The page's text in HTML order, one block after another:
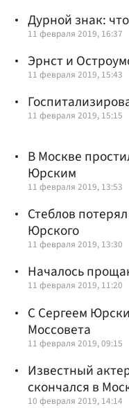
Дурной знак:
11 февраля 2019, 16:37
Эрнст и
11 февраля 2019, 15:43
11 февраля 2019, 15:15
В Москве
Юрским
11 февраля 2019, 13:53
Стеблов
Юрского
11 февраля 2019, 13:30
Началось
11 февраля 2019, 11:20
С Сергеем
Моссовета
11 февраля 2019, 09:15
Известный
скончался в
10 февраля 2019, 14:14